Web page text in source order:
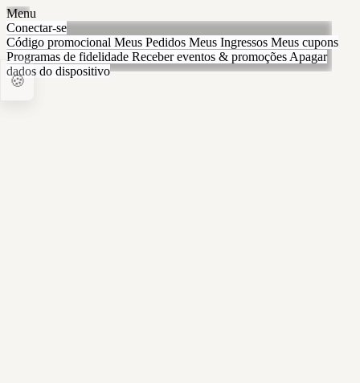
Menu
Conectar-se
Código promocional Meus Pedidos Meus Ingressos Meus cupons
Programas de fidelidade Receber eventos & promoções Apagar
dados do dispositivo
🍪